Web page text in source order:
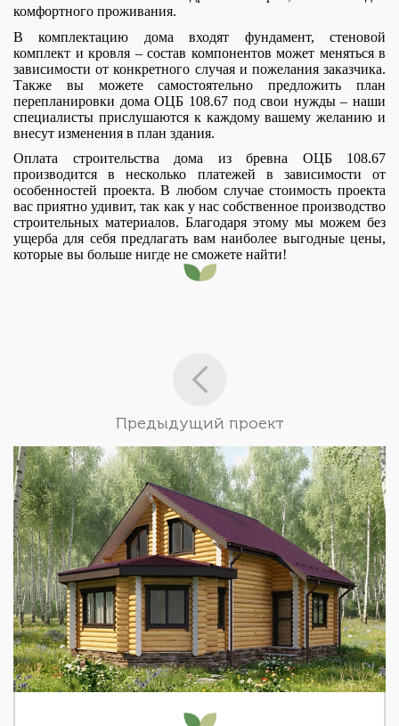
комфортного проживания.
В комплектацию дома входят фундамент, стеновой
комплект и кровля – состав компонентов может меняться в
зависимости от конкретного случая и пожелания заказчика.
Также вы можете самостоятельно предложить план
перепланировки дома ОЦБ 108.67 под свои нужды – наши
специалисты прислушаются к каждому вашему желанию и
внесут изменения в план здания.
Оплата строительства дома из бревна ОЦБ 108.67
производится в несколько платежей в зависимости от
особенностей проекта. В любом случае стоимость проекта
вас приятно удивит, так как у нас собственное производство
строительных материалов. Благодаря этому мы можем без
ущерба для себя предлагать вам наиболее выгодные цены,
которые вы больше нигде не сможете найти!
Предыдущий проект